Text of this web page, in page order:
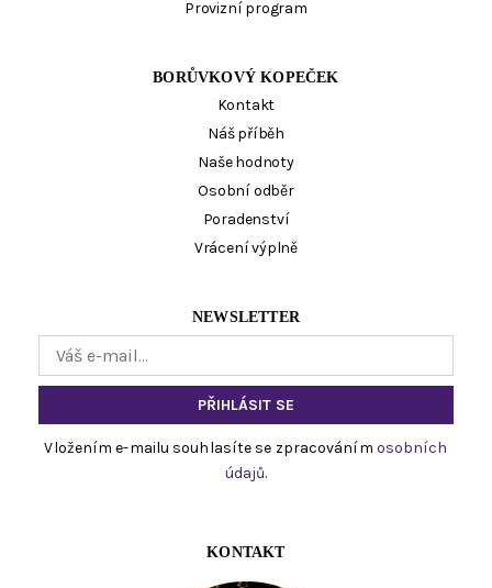
Provizní program
BORŮVKOVÝ KOPEČEK
Kontakt
Náš příběh
Naše hodnoty
Osobní odběr
Poradenství
Vrácení výplně
NEWSLETTER
Vložením e-mailu souhlasíte se zpracováním osobních
údajů.
KONTAKT